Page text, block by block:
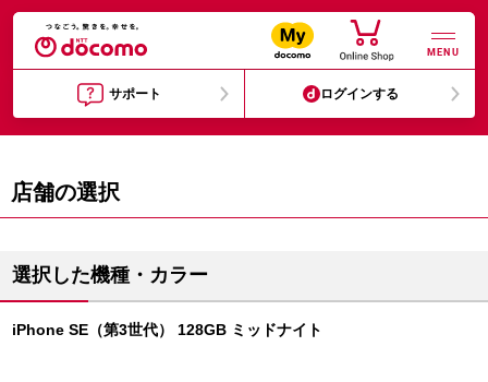
MENU
サポート ログインする
店舗の選択
選択した機種・カラー
iPhone SE（第3世代） 128GB ミッドナイト